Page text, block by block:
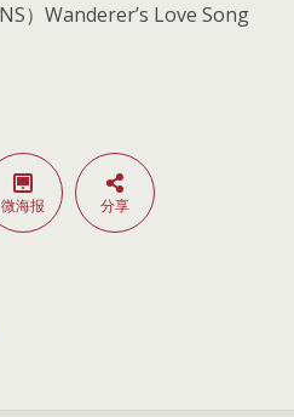
）Wanderer’s Love Song
微海报 分享